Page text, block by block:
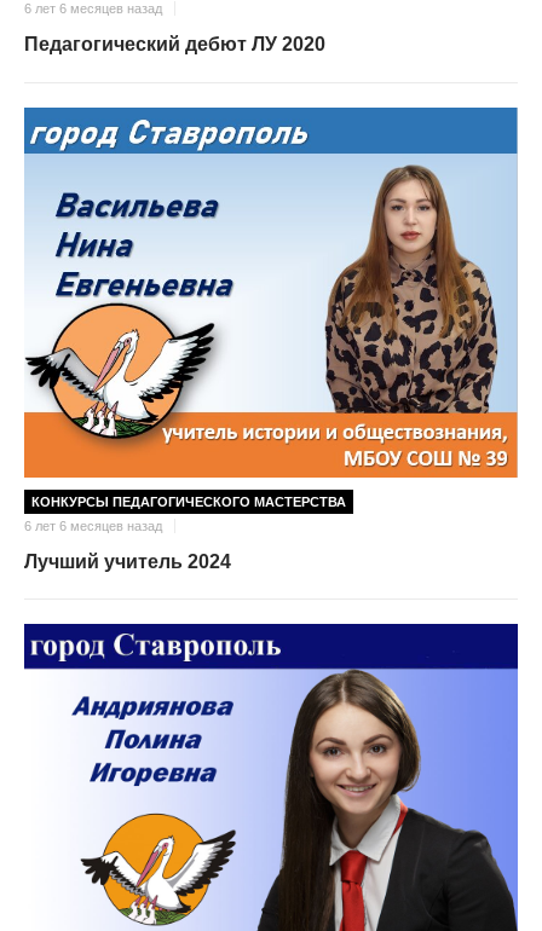
6 лет 6 месяцев назад
Педагогический дебют ЛУ 2020
КОНКУРСЫ ПЕДАГОГИЧЕСКОГО МАСТЕРСТВА
6 лет 6 месяцев назад
Лучший учитель 2024